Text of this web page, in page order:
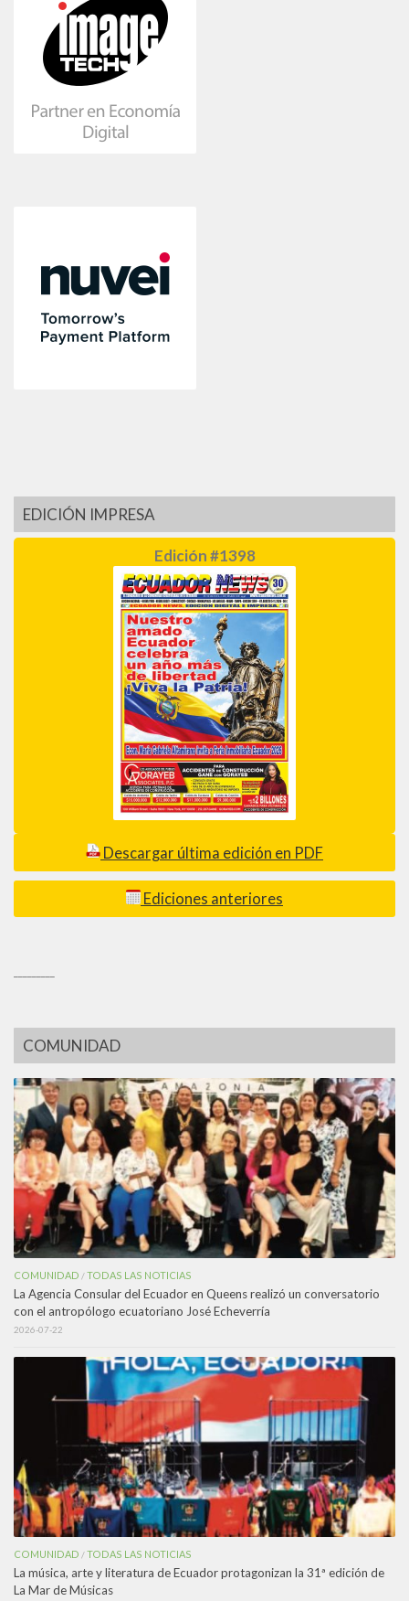
EDICIÓN IMPRESA
Edición #1398
Descargar última edición en PDF
Ediciones anteriores
COMUNIDAD
COMUNIDAD /TODAS LAS NOTICIAS
La Agencia Consular del Ecuador en Queens realizó un conversatorio
con el antropólogo ecuatoriano José Echeverría
2026-07-22
COMUNIDAD /TODAS LAS NOTICIAS
La música, arte y literatura de Ecuador protagonizan la 31ª edición de
La Mar de Músicas